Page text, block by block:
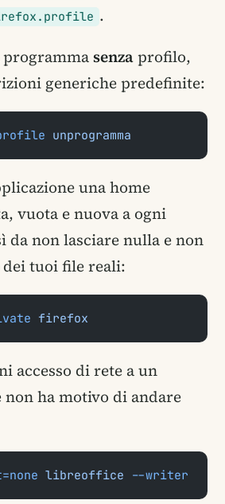
.
programmasenzaprofilo,
generiche predefinite:
unprogramma
una home
vuota e nuova a ogni
da non lasciare nulla e non
dei tuoi file reali:
firefox
accesso di rete a un
ha motivo di andare
libreoffice --writer